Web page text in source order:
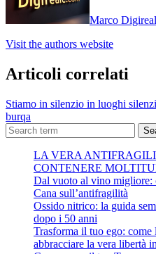
Marco
Visit the authors website
Articoli correlati
Stiamo in silenzio in luoghi
burqa
LA VERA
CONTENERE
Dal vuoto al vino migliore:
Cana sull’antifragilità
Ossido nitrico: la guida
dopo i 50 anni
Trasforma il tuo ego:
abbracciare la vera libertà